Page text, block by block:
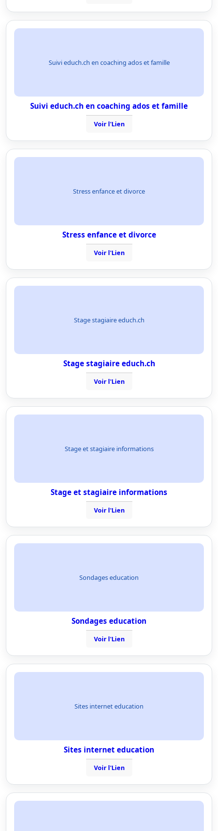
Suivi educh.ch en coaching ados et famille
Suivi educh.ch en coaching ados et famille
Voir l'Lien
Stress enfance et divorce
Stress enfance et divorce
Voir l'Lien
Stage stagiaire educh.ch
Stage stagiaire educh.ch
Voir l'Lien
Stage et stagiaire informations
Stage et stagiaire informations
Voir l'Lien
Sondages education
Sondages education
Voir l'Lien
Sites internet education
Sites internet education
Voir l'Lien